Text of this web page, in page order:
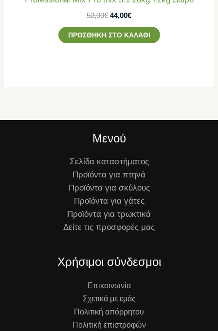
52,00€ 44,00€
ΠΡΟΣΘΉΚΗ ΣΤΟ ΚΑΛΆΘΙ
Μενού
Σελίδα καταστήματος
Προϊόντα για πτηνά
Προϊόντα για σκύλους
Προϊόντα για γάτες
Προϊόντα για τρωκτικά
Δείτε τις προσφορές μας
Χρήσιμοι σύνδεσμοι
Επικοινωνία
Σχετικά με εμάς
Πολιτική απόρρητου
Πολιτική επιστροφών